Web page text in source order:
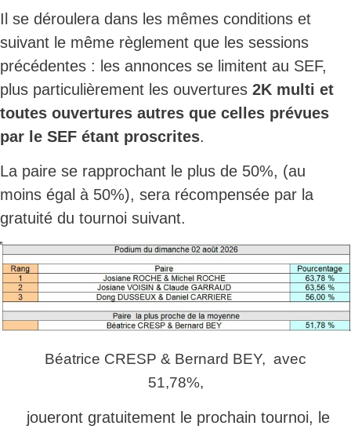
Il se déroulera dans les mêmes conditions et
suivant le même règlement que les sessions
précédentes : les annonces se limitent au SEF,
plus particulièrement les ouvertures 2K multi et
toutes ouvertures autres que celles prévues
par le SEF étant proscrites.
La paire se rapprochant le plus de 50%, (au
moins égal à 50%), sera récompensée par la
gratuité du tournoi suivant.
Béatrice CRESP & Bernard BEY, avec
51,78%,
joueront gratuitement le prochain tournoi, le